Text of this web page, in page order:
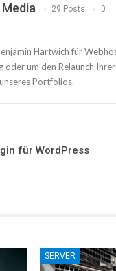
29 Posts 0
Hartwich für
oder um den Relaunch
Portfolios.
für WordPress
SERVER